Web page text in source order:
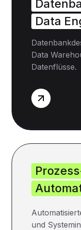
Data
Data
Datenflüsse.
und